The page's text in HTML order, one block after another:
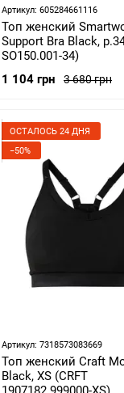
Артикул: 605284661116
Топ женский
Support Bra Black,
SO150.001-34)
3 680 грн
1 104 грн
ОСТАЛОСЬ 24 ДНЯ
−50%
Артикул: 7318573083669
Топ женский Craft
Black, XS (CRFT